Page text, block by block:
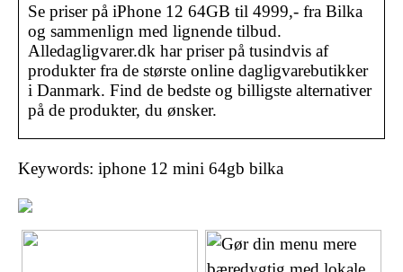
Se priser på iPhone 12 64GB til 4999,- fra Bilka
og sammenlign med lignende tilbud.
Alledagligvarer.dk har priser på tusindvis af
produkter fra de største online dagligvarebutikker
i Danmark. Find de bedste og billigste alternativer
på de produkter, du ønsker.
Keywords: iphone 12 mini 64gb bilka